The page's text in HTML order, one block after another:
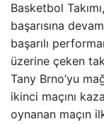
Basketbol
başarısına
başarılı
üzerine çeken
Tany Brno’yu
ikinci maçını
oynanan maçın